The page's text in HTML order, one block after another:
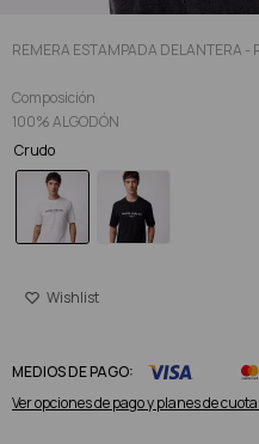
REMERA ESTAMPADA DELANTERA -
Composición
100% ALGODÓN
Crudo
MEDIOS DE PAGO:
Ver opciones de pago y planes de